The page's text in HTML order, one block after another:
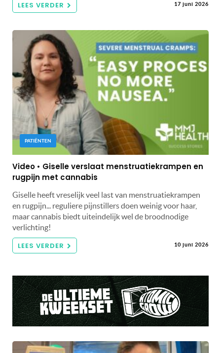
LEES VERDER 17 juni 2026
PATIËNTEN
Video • Giselle verslaat menstruatiekrampen en
rugpijn met cannabis
Giselle heeft vreselijk veel last van menstruatiekrampen
en rugpijn... reguliere pijnstillers doen weinig voor haar,
maar cannabis biedt uiteindelijk wel de broodnodige
verlichting!
LEES VERDER 10 juni 2026